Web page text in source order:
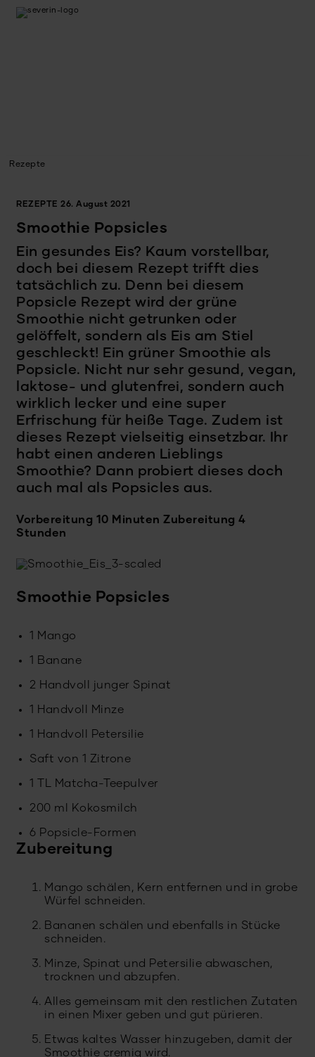
Rezepte
REZEPTE 26. August 2021
Smoothie Popsicles
Ein gesundes Eis? Kaum vorstellbar,
doch bei diesem Rezept trifft dies
tatsächlich zu. Denn bei diesem
Popsicle Rezept wird der grüne
Smoothie nicht getrunken oder
gelöffelt, sondern als Eis am Stiel
geschleckt! Ein grüner Smoothie als
Popsicle. Nicht nur sehr gesund, vegan,
laktose- und glutenfrei, sondern auch
wirklich lecker und eine super
Erfrischung für heiße Tage. Zudem ist
dieses Rezept vielseitig einsetzbar. Ihr
habt einen anderen Lieblings
Smoothie? Dann probiert dieses doch
auch mal als Popsicles aus.
Vorbereitung 10 Minuten Zubereitung 4
Stunden
Smoothie Popsicles
1 Mango
1 Banane
2 Handvoll junger Spinat
1 Handvoll Minze
1 Handvoll Petersilie
Saft von 1 Zitrone
1 TL Matcha-Teepulver
200 ml Kokosmilch
6 Popsicle-Formen
Zubereitung
Mango schälen, Kern entfernen und in grobe
Würfel schneiden.
Bananen schälen und ebenfalls in Stücke
schneiden.
Minze, Spinat und Petersilie abwaschen,
trocknen und abzupfen.
Alles gemeinsam mit den restlichen Zutaten
in einen Mixer geben und gut pürieren.
Etwas kaltes Wasser hinzugeben, damit der
Smoothie cremig wird.